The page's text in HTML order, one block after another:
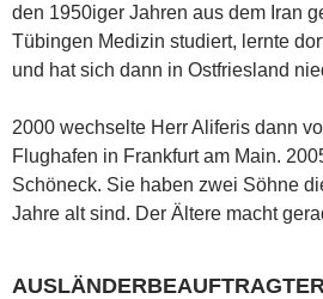
den 1950iger Jahren aus dem Iran
Tübingen Medizin studiert, lernte
und hat sich dann in Ostfriesland
2000 wechselte Herr Aliferis dann
Flughafen in Frankfurt am Main.
Schöneck. Sie haben zwei Söhne
Jahre alt sind. Der Ältere macht
AUSLÄNDERBEAUFTRAGTER